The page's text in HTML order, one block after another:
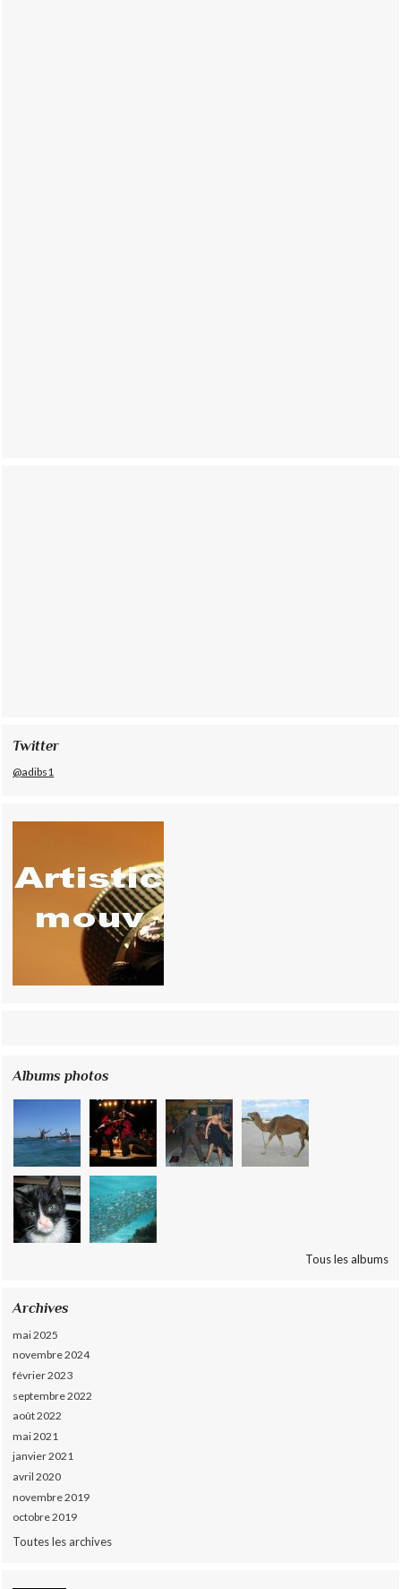
Twitter
@adibs1
Albums photos
Tous les albums
Archives
mai 2025
novembre 2024
février 2023
septembre 2022
août 2022
mai 2021
janvier 2021
avril 2020
novembre 2019
octobre 2019
Toutes les archives